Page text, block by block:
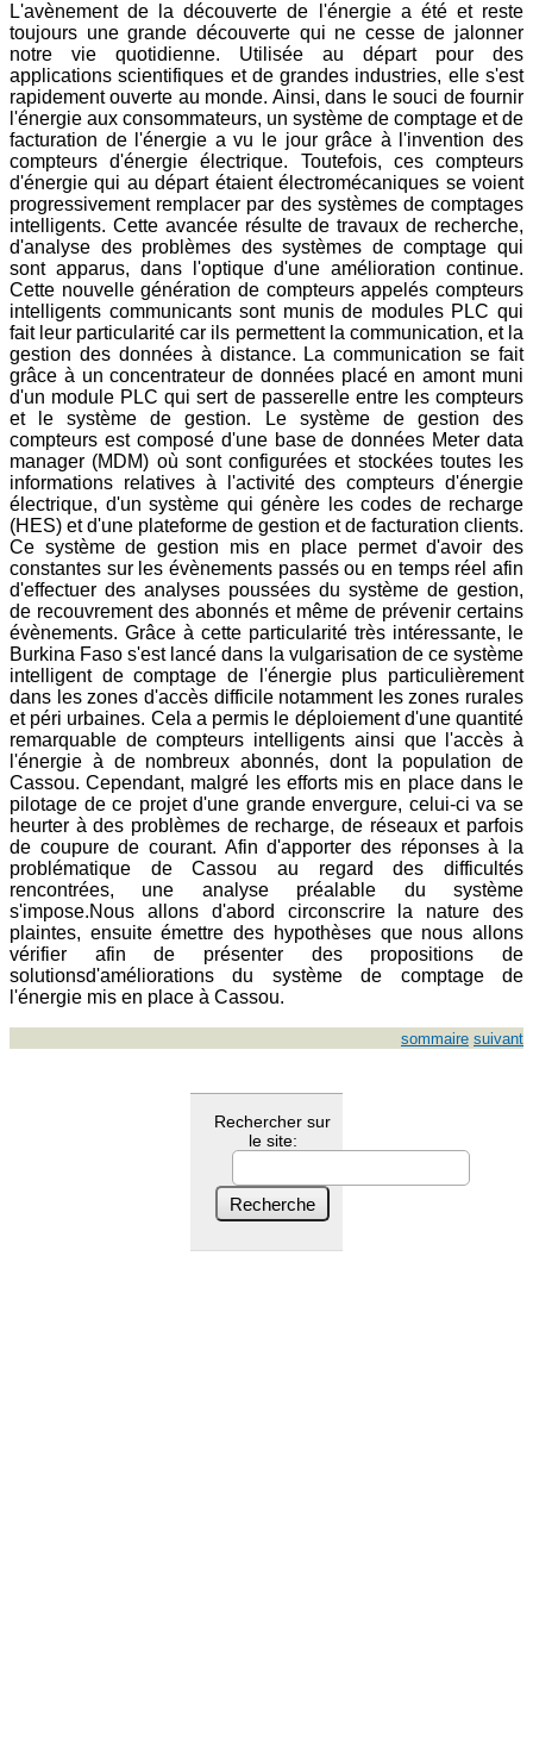
L'avènement de la découverte de l'énergie a été et reste
toujours une grande découverte qui ne cesse de jalonner
notre vie quotidienne. Utilisée au départ pour des
applications scientifiques et de grandes industries, elle s'est
rapidement ouverte au monde. Ainsi, dans le souci de fournir
l'énergie aux consommateurs, un système de comptage et de
facturation de l'énergie a vu le jour grâce à l'invention des
compteurs d'énergie électrique. Toutefois, ces compteurs
d'énergie qui au départ étaient électromécaniques se voient
progressivement remplacer par des systèmes de comptages
intelligents. Cette avancée résulte de travaux de recherche,
d'analyse des problèmes des systèmes de comptage qui
sont apparus, dans l'optique d'une amélioration continue.
Cette nouvelle génération de compteurs appelés compteurs
intelligents communicants sont munis de modules PLC qui
fait leur particularité car ils permettent la communication, et la
gestion des données à distance. La communication se fait
grâce à un concentrateur de données placé en amont muni
d'un module PLC qui sert de passerelle entre les compteurs
et le système de gestion. Le système de gestion des
compteurs est composé d'une base de données Meter data
manager (MDM) où sont configurées et stockées toutes les
informations relatives à l'activité des compteurs d'énergie
électrique, d'un système qui génère les codes de recharge
(HES) et d'une plateforme de gestion et de facturation clients.
Ce système de gestion mis en place permet d'avoir des
constantes sur les évènements passés ou en temps réel afin
d'effectuer des analyses poussées du système de gestion,
de recouvrement des abonnés et même de prévenir certains
évènements. Grâce à cette particularité très intéressante, le
Burkina Faso s'est lancé dans la vulgarisation de ce système
intelligent de comptage de l'énergie plus particulièrement
dans les zones d'accès difficile notamment les zones rurales
et péri urbaines. Cela a permis le déploiement d'une quantité
remarquable de compteurs intelligents ainsi que l'accès à
l'énergie à de nombreux abonnés, dont la population de
Cassou. Cependant, malgré les efforts mis en place dans le
pilotage de ce projet d'une grande envergure, celui-ci va se
heurter à des problèmes de recharge, de réseaux et parfois
de coupure de courant. Afin d'apporter des réponses à la
problématique de Cassou au regard des difficultés
rencontrées, une analyse préalable du système
s'impose.Nous allons d'abord circonscrire la nature des
plaintes, ensuite émettre des hypothèses que nous allons
vérifier afin de présenter des propositions de
solutionsd'améliorations du système de comptage de
l'énergie mis en place à Cassou.
sommaire suivant
Rechercher sur
le site: